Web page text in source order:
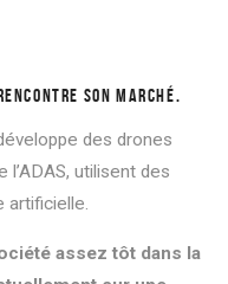
SON MARCHÉ.
des drones
utilisent des
artificielle.
assez tôt dans la